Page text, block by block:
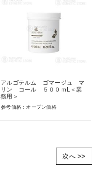
アルゴテルム ゴマージュ マ
リン コール ５００ｍL＜業
務用＞
オープン価格
次へ >>